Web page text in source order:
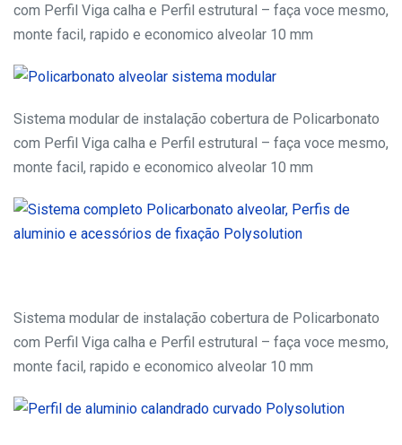
com Perfil Viga calha e Perfil estrutural – faça voce mesmo,
monte facil, rapido e economico alveolar 10 mm
Sistema modular de instalação cobertura de Policarbonato
com Perfil Viga calha e Perfil estrutural – faça voce mesmo,
monte facil, rapido e economico alveolar 10 mm
Sistema modular de instalação cobertura de Policarbonato
com Perfil Viga calha e Perfil estrutural – faça voce mesmo,
monte facil, rapido e economico alveolar 10 mm